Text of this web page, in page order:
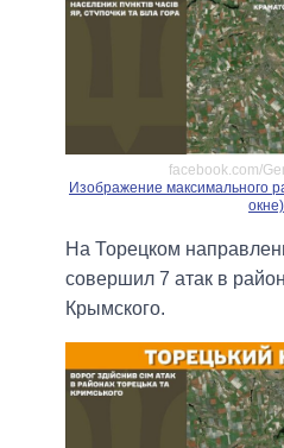
facebook.com/
Изображение максимального
окне)
На Торецком
совершил 7 атак в
Крымского.